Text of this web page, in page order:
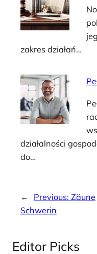
zakres działań…
działalności
do…
← Previous: Zäune
Schwerin
Editor Picks